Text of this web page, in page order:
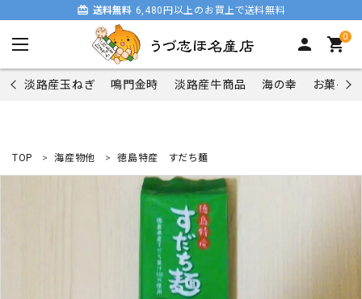
card_giftcard 送料無料 6,480円以上のお買上で送料無料
person 0
shopping_cart
淡路産玉ねぎ 鳴門金時 淡路産牛商品 海の幸 お菓子類
search
TOP 海産物他 徳島特産 すだち麺